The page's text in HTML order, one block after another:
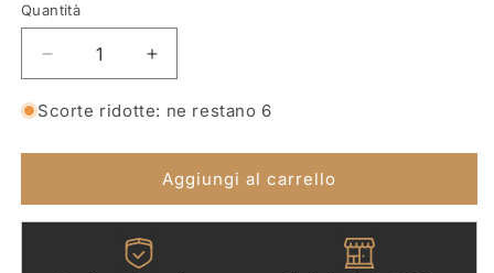
Quantità
Quantità
Diminuisci
quantità
per
Bollicine
Rosa
9
Aumenta
quantità
per
Bollicine
Oro
Rosa
9
kt
Scorte ridotte: ne restano 6
Aggiungi al carrello